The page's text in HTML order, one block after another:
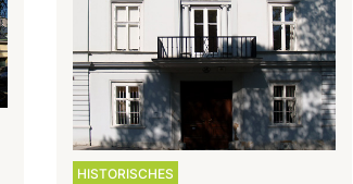
HISTORISCHES